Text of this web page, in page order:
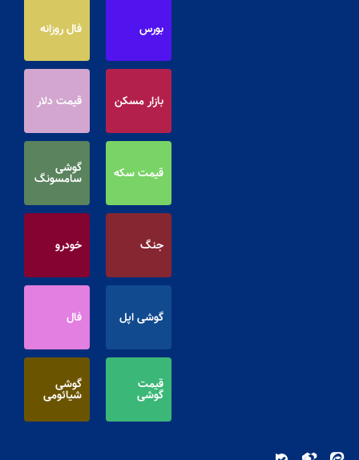
بورس فال روزانه
بازار مسکن قیمت دلار
قیمت سکه گوشی
سامسونگ
جنگ خودرو
گوشی اپل فال
قیمت
گوشی
گوشی
شیائومی